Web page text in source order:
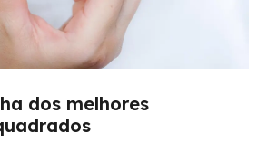
dos melhores